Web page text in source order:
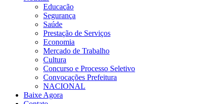
Educação
Segurança
Saúde
Prestação de Serviços
Economia
Mercado de Trabalho
Cultura
Concurso e Processo Seletivo
Convocações Prefeitura
NACIONAL
Baixe Agora